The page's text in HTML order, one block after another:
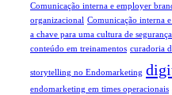
Comunicação interna e employer
organizacional Comunicação interna
a chave para uma cultura de segurança
conteúdo em treinamentos curadoria
storytelling no Endomarketing
endomarketing em times operacionais